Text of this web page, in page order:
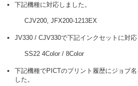
下記機種に対応しました。
CJV200, JFX200-1213EX
JV330 / CJV330で下記インクセットに対応
SS22 4Color / 8Color
下記機種でPICTのプリント履歴にジョブ
した。